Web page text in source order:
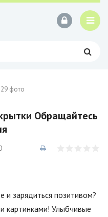
фото
Обращайтесь
и зарядиться позитивом?
картинками! Улыбчивые